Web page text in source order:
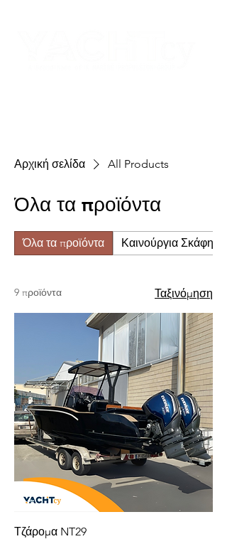
Αρχική σελίδα All Products
Όλα τα προϊόντα
Όλα τα προϊόντα Καινούργια Σκάφη
9 προϊόντα Ταξινόμηση
Τζάρομα NT29